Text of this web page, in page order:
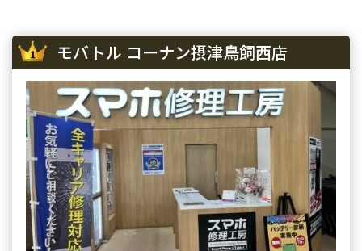
iPhone 13 mini
iPhone 13 Pro
iPhone 13 Pro Max
iPhone 12 mini
iPhone 12 Pro
iPhone 12 Pro Max
iPhone 12
¥50,100
¥69,100
¥80,100
¥27,100
¥39,600
¥51,100
¥44,000
¥57,000
¥68,000
¥37,000
¥46,000
¥29,500
モバトル コーナン摂津鳥飼西店